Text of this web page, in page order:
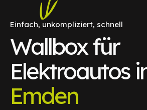
Einfach, unkompliziert, schnell
Wallbox für
Elektroautos
Emden